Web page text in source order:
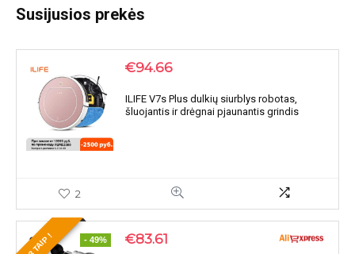
Susijusios prekės
€94.66
ILIFE V7s Plus dulkių siurblys robotas,
šluojantis ir drėgnai pjaunantis grindis
2
3 TAIP ! - 49% €83.61